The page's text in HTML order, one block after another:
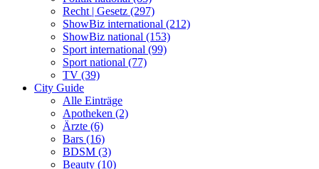
Recht | Gesetz (297)
ShowBiz international (212)
ShowBiz national (153)
Sport international (99)
Sport national (77)
TV (39)
City Guide
Alle Einträge
Apotheken (2)
Ärzte (6)
Bars (16)
BDSM (3)
Beauty (10)